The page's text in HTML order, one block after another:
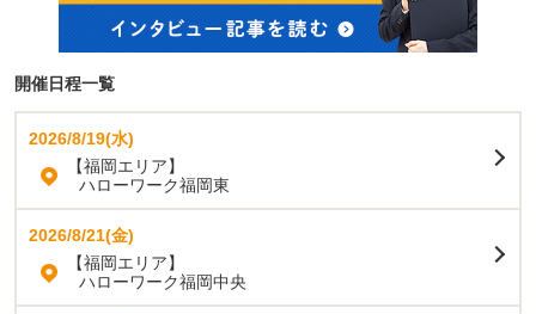
開催日程一覧
2026/8/19(水)
【福岡エリア】
ハローワーク福岡東
2026/8/21(金)
【福岡エリア】
ハローワーク福岡中央